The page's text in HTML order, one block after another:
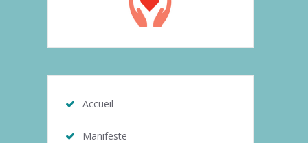
Accueil
Manifeste